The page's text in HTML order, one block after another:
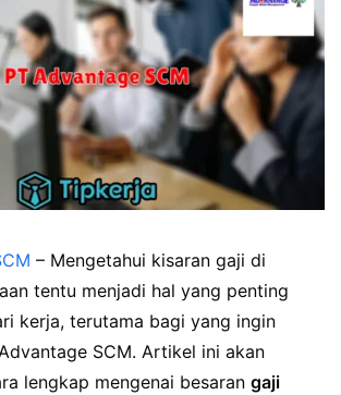
– Mengetahui kisaran gaji di
tentu menjadi hal yang penting
kerja, terutama bagi yang ingin
SCM. Artikel ini akan
lengkap mengenai besaran gaji